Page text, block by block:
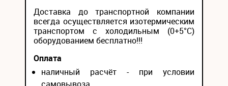
Доставка до транспортной компании
всегда осуществляется изотермическим
транспортом с холодильным (0+5°С)
оборудованием бесплатно!!!
Оплата
наличный расчёт - при условии